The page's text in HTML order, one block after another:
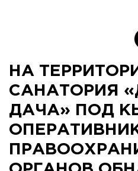
НА
САНАТОРИЯ
ДАЧА» ПОД